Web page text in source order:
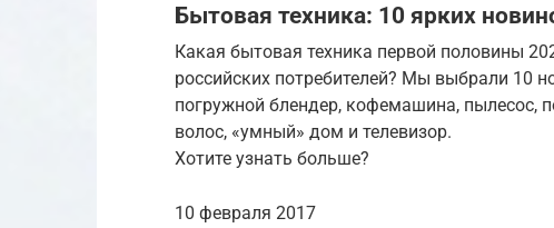
Бытовая техника: 10 ярких
Какая бытовая техника первой половины
российских потребителей? Мы выбрали 10
погружной блендер, кофемашина, пылесос,
волос, «умный» дом и телевизор.
Хотите узнать больше?
10 февраля 2017